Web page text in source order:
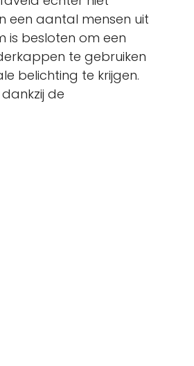
een aantal mensen uit
is besloten om een
te gebruiken
belichting te krijgen.
de